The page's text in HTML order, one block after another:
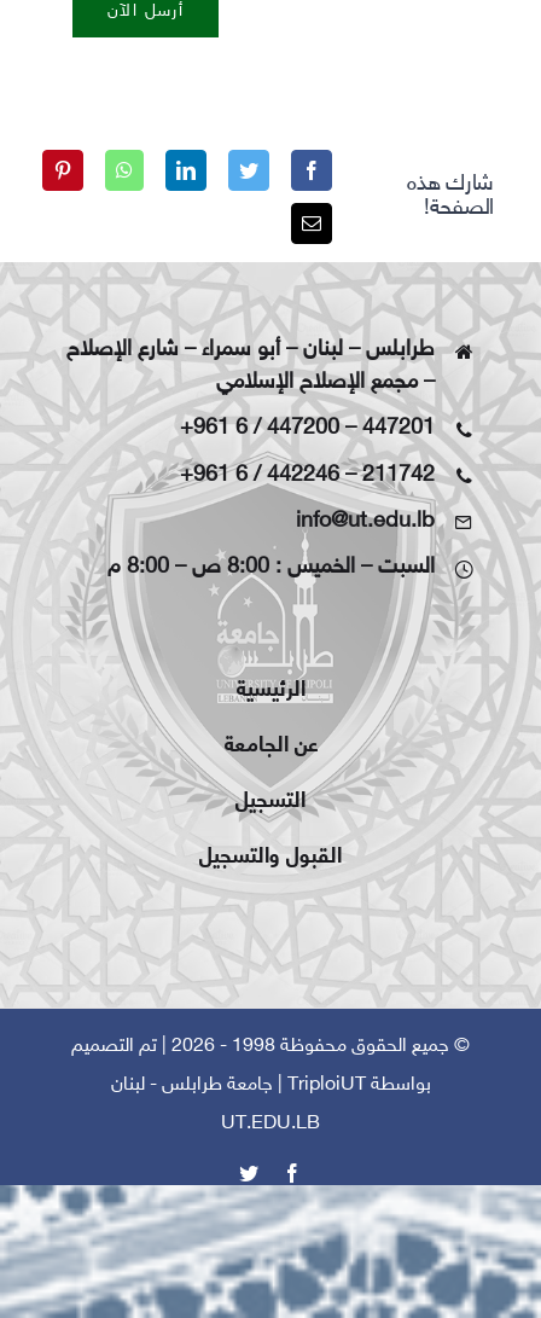
أرسل الآن
شارك هذه
الصفحة!
طرابلس – لبنان – أبو سمراء – شارع الإصلاح
– مجمع الإصلاح الإسلامي
+961 6 / 447200–447201
+961 6 / 442246–211742
info@ut.edu.lb
السبت – الخميس : 8:00 ص – 8:00 م
الرئيسية
عن الجامعة
التسجيل
القبول والتسجيل
© جميع الحقوق محفوظة 1998 - 2026 | تم التصميم
بواسطةTriploiUT | جامعة طرابلس - لبنان
UT.EDU.LB